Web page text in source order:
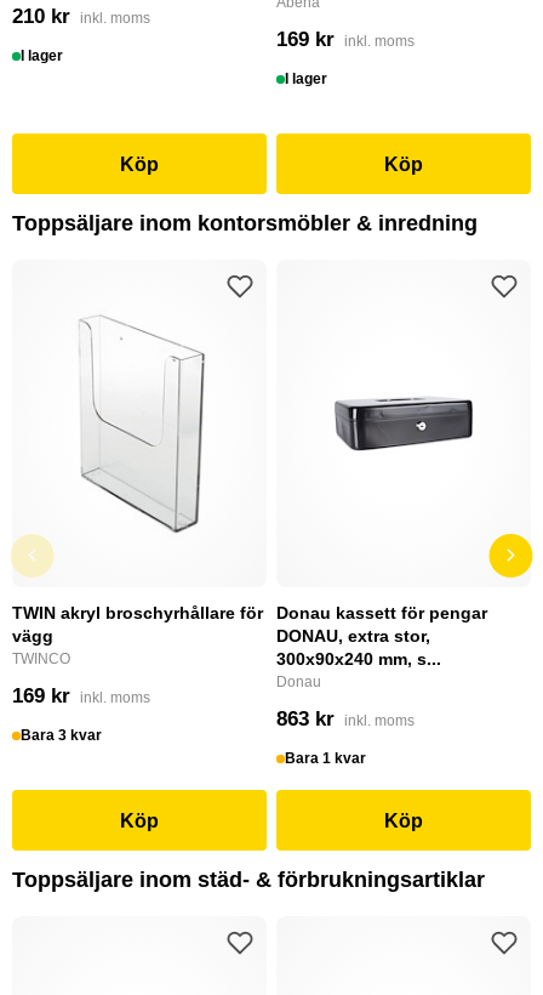
210 kr inkl. moms
I lager
Köp
169 kr inkl. moms
I lager
Köp
Toppsäljare inom kontorsmöbler & inredning
TWIN akryl broschyrhållare för
vägg
TWINCO
169 kr inkl. moms
Bara 3 kvar
Köp
Donau kassett för pengar
DONAU, extra stor,
300x90x240 mm, s...
Donau
863 kr inkl. moms
Bara 1 kvar
Köp
Toppsäljare inom städ- & förbrukningsartiklar